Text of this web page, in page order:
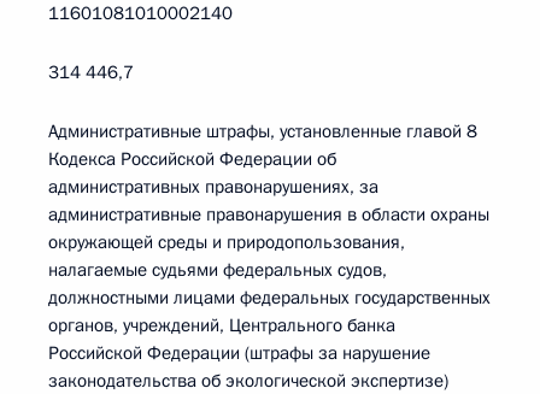
11601081010002140
314 446,7
Административные штрафы, установленные главой 8
Кодекса Российской Федерации об
административных правонарушениях, за
административные правонарушения в области охраны
окружающей среды и природопользования,
налагаемые судьями федеральных судов,
должностными лицами федеральных государственных
органов, учреждений, Центрального банка
Российской Федерации (штрафы за нарушение
законодательства об экологической экспертизе)